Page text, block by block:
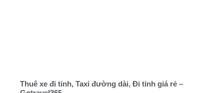
Thuê xe đi tỉnh, Taxi đường dài, Đi tỉnh giá rẻ –